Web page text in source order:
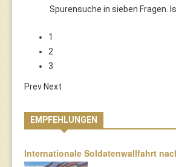
Spurensuche in sieben Fragen.
1
2
3
PrevNext
EMPFEHLUNGEN
Internationale Soldatenwallfahrt